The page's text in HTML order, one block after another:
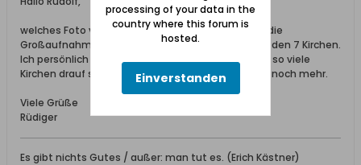
welches Foto von St. Katharinen meinst Du denn, die
Großaufnahme oder den Blick über Danzig die mit den 7 Kirchen.
Ich persönlich finde letzteres richtig toll, weil eben so viele
Kirchen drauf sind. Aber vielleicht findet ja jemand noch mehr.
Viele Grüße
Rüdiger
Es gibt nichts Gutes / außer: man tut es. (Erich Kästner)
processing of your data in the
country where this forum is
hosted.
Einverstanden